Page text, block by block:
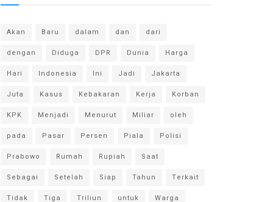
Akan Baru dalam dan
dari
dengan
Diduga DPR Dunia
Harga
Hari
Indonesia Ini Jadi
Jakarta
Juta
Kasus Kebakaran Kerja
Korban
KPK
Menjadi Menurut Miliar
oleh
pada
Pasar Persen Piala
Polisi
Prabowo
Rumah Rupiah
Saat
Sebagai
Setelah Siap Tahun
Terkait
Tidak
Tiga Triliun untuk Warga